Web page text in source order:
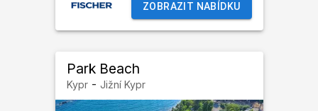
ZOBRAZIT NABÍDKU
Park Beach
Kypr- Jižní Kypr